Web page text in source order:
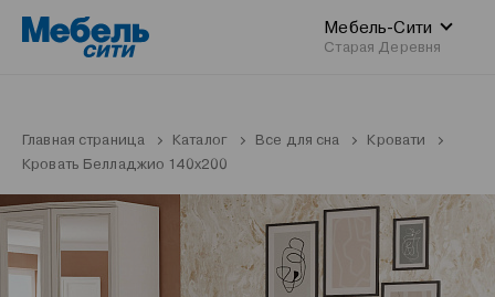
Мебель-Сити
Старая Деревня
Главная страница Каталог Все для сна
Кровати
Кровать Белладжио 140x200